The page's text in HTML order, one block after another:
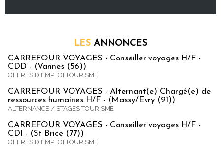
LES ANNONCES
CARREFOUR VOYAGES - Conseiller voyages H/F -
CDD - (Vannes (56))
OFFRES D'EMPLOI TOURISME
CARREFOUR VOYAGES - Alternant(e) Chargé(e) de
ressources humaines H/F - (Massy/Evry (91))
ALTERNANCE / STAGES TOURISME
CARREFOUR VOYAGES - Conseiller voyages H/F -
CDI - (St Brice (77))
OFFRES D'EMPLOI TOURISME